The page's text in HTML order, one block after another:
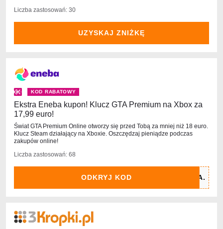
Liczba zastosowań: 30
UZYSKAJ ZNIŻKĘ
KOD RABATOWY
Ekstra Eneba kupon! Klucz GTA Premium na Xbox za
17,99 euro!
Świat GTA Premium Online otworzy się przed Tobą za mniej niż 18 euro.
Klucz Steam działający na Xboxie. Oszczędzaj pieniądze podczas
zakupów online!
Liczba zastosowań: 68
ODKRYJ KOD